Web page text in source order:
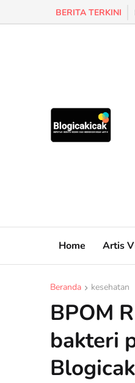
BERITA TERKINI
Home Artis
Beranda kesehatan
BPOM
bakteri